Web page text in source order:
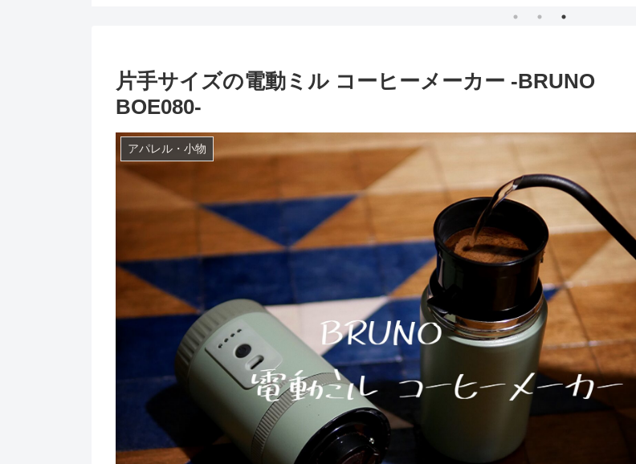
片手サイズの電動ミル コーヒーメーカー -BRUNO
BOE080-
アパレル・小物